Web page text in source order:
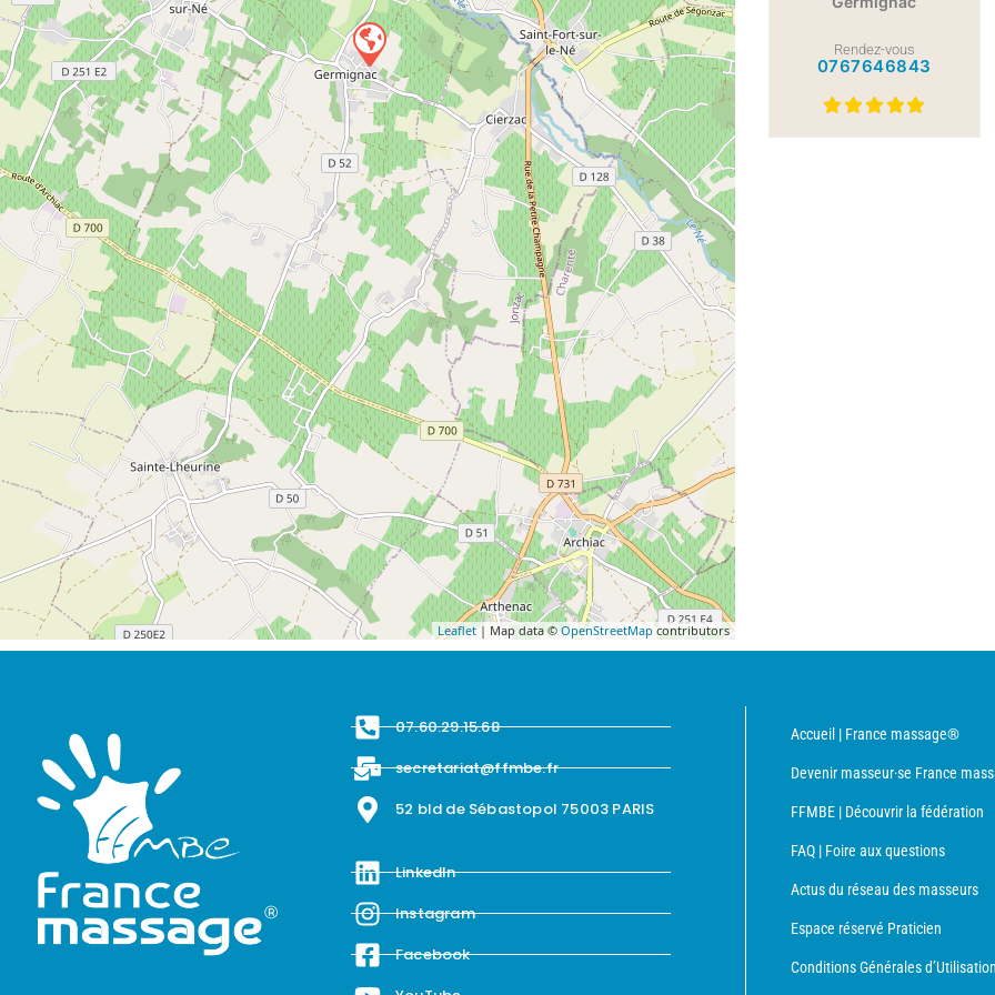
Leaflet | Map data © OpenStreetMapcontributors
Rendez-vous
0767646843
07.60.29.15.68
secretariat@ffmbe.fr
52 bld de Sébastopol 75003 PARIS
LinkedIn
Instagram
Facebook
Accueil | France massage®
Devenir masseur·se France
FFMBE | Découvrir la fédération
FAQ | Foire aux questions
Actus du réseau des masseurs
Espace réservé Praticien
Conditions Générales d’Utilisation